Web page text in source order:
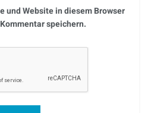
und Website in diesem Browser
speichern.